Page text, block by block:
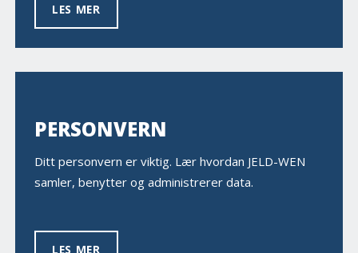
LES MER
PERSONVERN
Ditt personvern er viktig. Lær hvordan JELD-WEN
samler, benytter og administrerer data.
LES MER